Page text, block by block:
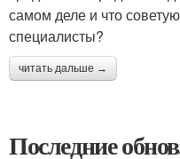
самом деле и что
специалисты?
читать дальше →
Последние